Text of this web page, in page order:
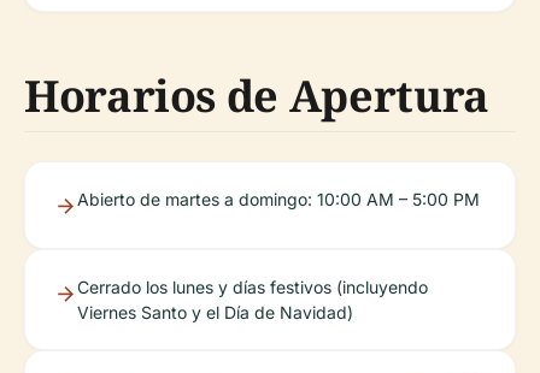
Horarios de Apertura
Abierto de martes a domingo: 10:00 AM – 5:00 PM
Cerrado los lunes y días festivos (incluyendo
Viernes Santo y el Día de Navidad)